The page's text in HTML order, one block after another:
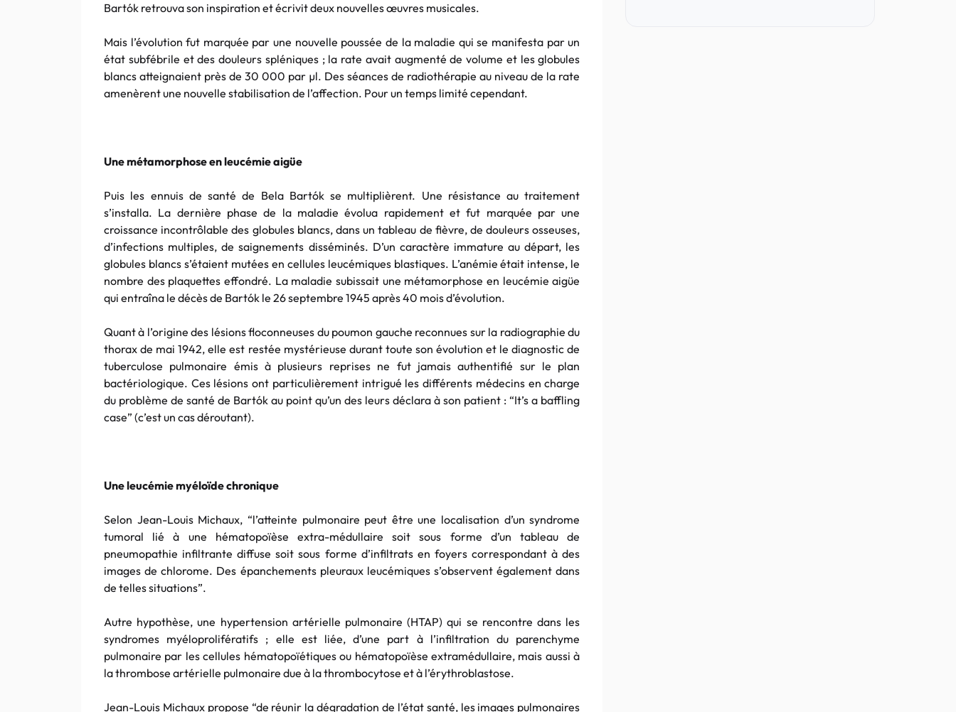
Bartók retrouva son inspiration et écrivit deux nouvelles œuvres musicales.
Mais l’évolution fut marquée par une nouvelle poussée de la maladie qui se manifesta par un
état subfébrile et des douleurs spléniques ; la rate avait augmenté de volume et les globules
blancs atteignaient près de 30 000 par µl. Des séances de radiothérapie au niveau de la rate
amenèrent une nouvelle stabilisation de l’affection. Pour un temps limité cependant.
Une métamorphose en leucémie aigüe
Puis les ennuis de santé de Bela Bartók se multiplièrent. Une résistance au traitement
s’installa. La dernière phase de la maladie évolua rapidement et fut marquée par une
croissance incontrôlable des globules blancs, dans un tableau de fièvre, de douleurs osseuses,
d’infections multiples, de saignements disséminés. D’un caractère immature au départ, les
globules blancs s’étaient mutées en cellules leucémiques blastiques. L’anémie était intense, le
nombre des plaquettes effondré. La maladie subissait une métamorphose en leucémie aigüe
qui entraîna le décès de Bartók le 26 septembre 1945 après 40 mois d’évolution.
Quant à l’origine des lésions floconneuses du poumon gauche reconnues sur la radiographie du
thorax de mai 1942, elle est restée mystérieuse durant toute son évolution et le diagnostic de
tuberculose pulmonaire émis à plusieurs reprises ne fut jamais authentifié sur le plan
bactériologique. Ces lésions ont particulièrement intrigué les différents médecins en charge
du problème de santé de Bartók au point qu’un des leurs déclara à son patient : “It’s a baffling
case” (c’est un cas déroutant).
Une leucémie myéloïde chronique
Selon Jean-Louis Michaux, “l’atteinte pulmonaire peut être une localisation d’un syndrome
tumoral lié à une hématopoïèse extra-médullaire soit sous forme d’un tableau de
pneumopathie infiltrante diffuse soit sous forme d’infiltrats en foyers correspondant à des
images de chlorome. Des épanchements pleuraux leucémiques s’observent également dans
de telles situations”.
Autre hypothèse, une hypertension artérielle pulmonaire (HTAP) qui se rencontre dans les
syndromes myéloprolifératifs ; elle est liée, d’une part à l’infiltration du parenchyme
pulmonaire par les cellules hématopoïétiques ou hématopoïèse extramédullaire, mais aussi à
la thrombose artérielle pulmonaire due à la thrombocytose et à l’érythroblastose.
Jean-Louis Michaux propose “de réunir la dégradation de l’état santé, les images pulmonaires